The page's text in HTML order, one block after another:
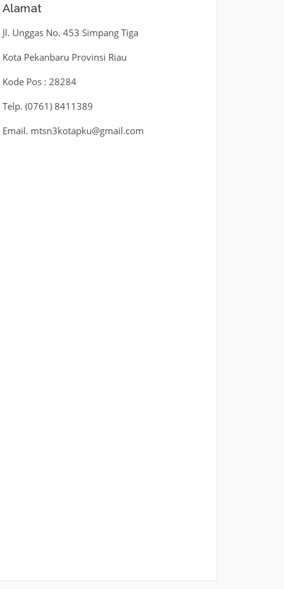
Alamat
Jl. Unggas No. 453 Simpang Tiga
Kota Pekanbaru Provinsi Riau
Kode Pos : 28284
Telp. (0761) 8411389
Email. mtsn3kotapku@gmail.com